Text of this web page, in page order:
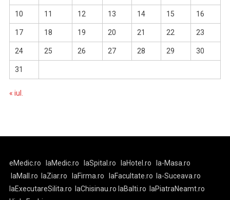
10 11 12 13 14 15 16
17 18 19 20 21 22 23
24 25 26 27 28 29 30
31
« iul.
eMedic.ro laMedic.ro laSpital.ro laHotel.ro
la-Masa.ro
laMall.ro
laZiar.ro laFirma.ro laFacultate.ro
la-Suceava.ro
laExecutareSilita.ro
laChisinau.ro laBalti.ro
laPiatraNeamt.ro